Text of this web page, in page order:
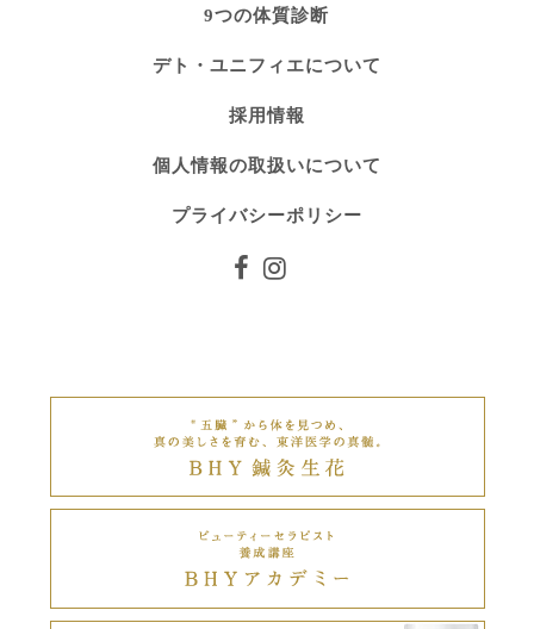
9つの体質診断
デト・ユニフィエについて
採用情報
個人情報の取扱いについて
プライバシーポリシー